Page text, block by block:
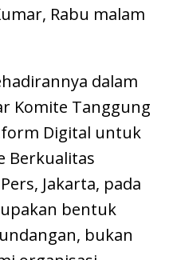
Rabu malam
dalam
Komite Tanggung
Digital untuk
Berkualitas
Jakarta, pada
bentuk
bukan